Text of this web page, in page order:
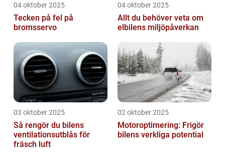
04 oktober 2025
Tecken på fel på
bromsservo
04 oktober 2025
Allt du behöver veta om
elbilens miljöpåverkan
03 oktober 2025
Så rengör du bilens
ventilationsutblås för
fräsch luft
02 oktober 2025
Motoroptimering: Frigör
bilens verkliga potential